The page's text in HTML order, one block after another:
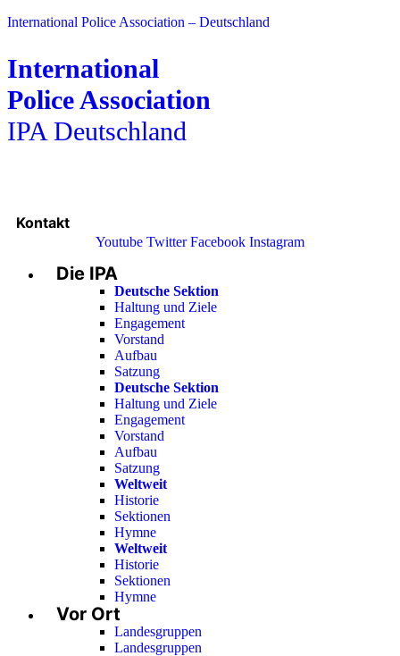
International Police Association – Deutschland
International
Police Association
IPA Deutschland
Kontakt
Youtube Twitter Facebook Instagram
Menu
Die IPA
Deutsche Sektion
Haltung und Ziele
Engagement
Vorstand
Aufbau
Satzung
Deutsche Sektion
Haltung und Ziele
Engagement
Vorstand
Aufbau
Satzung
Weltweit
Historie
Sektionen
Hymne
Weltweit
Historie
Sektionen
Hymne
Vor Ort
Landesgruppen
Landesgruppen